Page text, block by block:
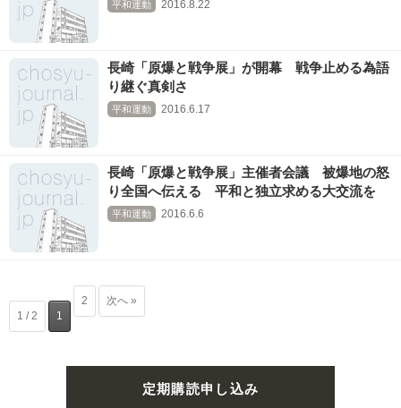
平和運動 2016.8.22
長崎「原爆と戦争展」が開幕 戦争止める為語
り継ぐ真剣さ
平和運動 2016.6.17
長崎「原爆と戦争展」主催者会議 被爆地の怒
り全国へ伝える 平和と独立求める大交流を
平和運動 2016.6.6
1 / 2 1
2 次へ »
定期購読申し込み